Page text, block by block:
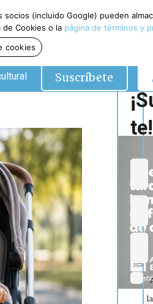
Suscríbete
te!
(incluido Google) pueden
Cookies o la página de términos y
cookies